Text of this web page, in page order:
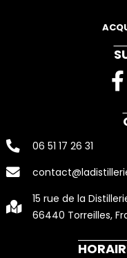
F
a
k
06 51 17 26 31
15 rue de la
66440 Torreilles,